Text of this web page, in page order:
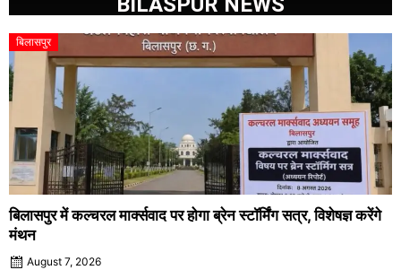
बिलासपुर
बिलासपुर में कल्चरल मार्क्सवाद पर होगा ब्रेन स्टॉर्मिंग सत्र, विशेषज्ञ करेंगे
मंथन
August 7, 2026